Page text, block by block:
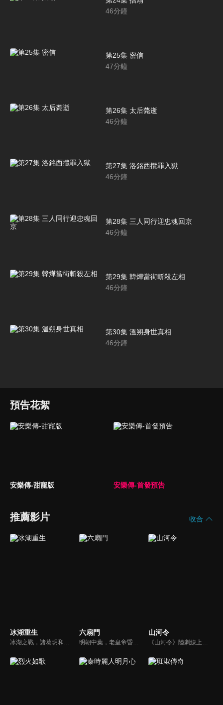
46分鐘
第25集 密信
47分鐘
第26集 太后薨逝
46分鐘
第27集 洛銘西攬罪入獄
46分鐘
第28集 三人同行迎忠魂回京
46分鐘
第29集 韓燁當街斬殺左相
46分鐘
第30集 溫朔身世真相
46分鐘
預告花絮
安樂傳-甜寵版 安樂傳-首發預告
推薦影片 收合
冰湖重生
冰湖之戰，諸葛玥和楚喬落入冰湖，楚喬被燕洵所救，得知諸葛玥已死，她尋機刺殺燕洵，為諸葛玥報仇。楚喬在卞唐幾次三番受到一位神秘男子的幫助，她有種似曾相識的感覺，不禁懷疑諸葛玥還活著。燕洵變本加厲，掀起四國紛亂。最終，楚喬能否平定天下並再與諸葛玥重聚？
六扇門
明朝中葉，老皇帝昏迷不醒，立儲之事懸而未決，皇子和齊王覬覦皇位，明爭暗鬥。此時京城驚現連環殺人案，責成京師六扇門辦理案件，六扇門統帶申梓木本想和稀泥，卻不想他的兒子申力行不忍真相埋沒，並且天賦異稟，以個人之軀撥開重重迷霧，在破案之後卻捲入了更大的權力的鬥爭，揭開了宮廷鬥爭的序幕。
山河令
《山河令》陸劇線上看。劇情描述天窗首領周子舒（張哲瀚）為求自由，不惜以生命為代價退出組織，命不久矣之際遇上一心滅世的鬼谷谷主溫客行（龔俊），兩人因捲入江湖紛爭相識相知，最終成為彼此救贖。一場陰謀，兩個知己，五塊寶藏拼圖，廿載恩怨，千百年江湖夢。